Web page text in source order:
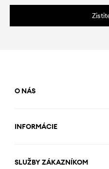
O NÁS
INFORMÁCIE
SLUŽBY ZÁKAZNÍKOM